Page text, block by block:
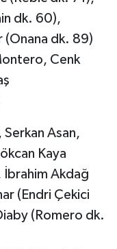
dk. 60),
(Onana dk. 89)
Cenk
Asan,
Kaya
Akdağ
(Endri Çekici
(Romero dk.